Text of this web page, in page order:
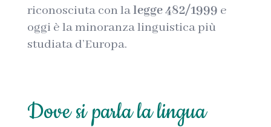
riconosciuta con lalegge 482/1999 e
oggi è la minoranza linguistica più
studiata d’Europa.
Dove si parla la lingua